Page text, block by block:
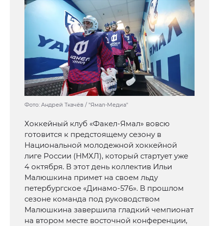
Фото: Андрей Ткачёв / "Ямал-Медиа"
Хоккейный клуб «Факел-Ямал» вовсю
готовится к предстоящему сезону в
Национальной молодежной хоккейной
лиге России (НМХЛ), который стартует уже
4 октября. В этот день коллектив Ильи
Малюшкина примет на своем льду
петербургское «Динамо-576». В прошлом
сезоне команда под руководством
Малюшкина завершила гладкий чемпионат
на втором месте восточной конференции,